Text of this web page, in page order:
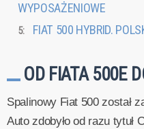
WYPOSAŻENIOWE
FIAT 500 HYBRID.
OD FIATA 500E
Spalinowy Fiat 500 został
Auto zdobyło od razu tytuł